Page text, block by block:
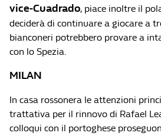
vice-Cuadrado, piace inoltre il
deciderà di continuare a giocare a
bianconeri potrebbero provare a
con lo Spezia.
MILAN
In casa rossonera le attenzioni
trattativa per il rinnovo di Rafael
colloqui con il portoghese